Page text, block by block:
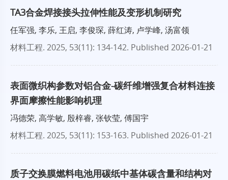
TA3合金焊接接头拉伸性能及变形机制研究
任军强, 李乐, 王启, 李俊琛, 薛红涛, 卢学峰, 汤富领
材料工程. 2025, 53(11): 134-142. Published 2026-01-21
表面微织构参数对铝合金-碳纤维增强复合材料连接
界面摩擦性能影响机理
冯德荣, 高学敏, 殷梓睿, 张钦莹, 傅国宇
材料工程. 2025, 53(11): 153-163. Published 2026-01-21
质子交换膜燃料电池用碳纸中基体碳含量和结构对